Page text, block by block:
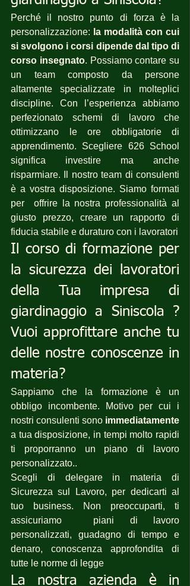
Perché il nostro punto di forza è la
personalizzazione: la modalità con cui
si svolgono i corsi dipende dal tipo di
corso insegnato. Possiamo contare su
un team composto da persone
altamente specializzate in molteplici
discipline. Con l’esperienza abbiamo
perfezionato schemi di lavoro che
ottimizzano le ore obbligatorie di
apprendimento. Scegliere 626 School
significa investire ma anche
risparmiare. Il nostro team di consulenti
è a vostra disposizione. Siamo formati
per  offrire la nostra professionalità al
giusto prezzo, creare un rapporto di
fiducia stabile e duraturo con i lavoratori
Il corso di formazione per
la sicurezza dei lavoratori
della Tua impresa di
giardinaggio a Siniscola ?
Vuoi approfittare anche tu
delle nostre conoscenze in
materia?
Sappiamo che la formazione è un
obbligo incombente. Motivo per cui i
nostri consulenti sono immediatamente
a tua disposizione, in tempi molto rapidi
ti proporranno un piano di lavoro
personalizzato..
Scegli di delegare in materia di
Sicurezza sul Lavoro, per dedicarti al
tuo business. Non preoccuparti, ti
assicuriamo  piani di lavoro
personalizzati, guadagno di tempo e
denaro, conoscenza approfondita di
tutte le norme di legge
La nostra azienda è in